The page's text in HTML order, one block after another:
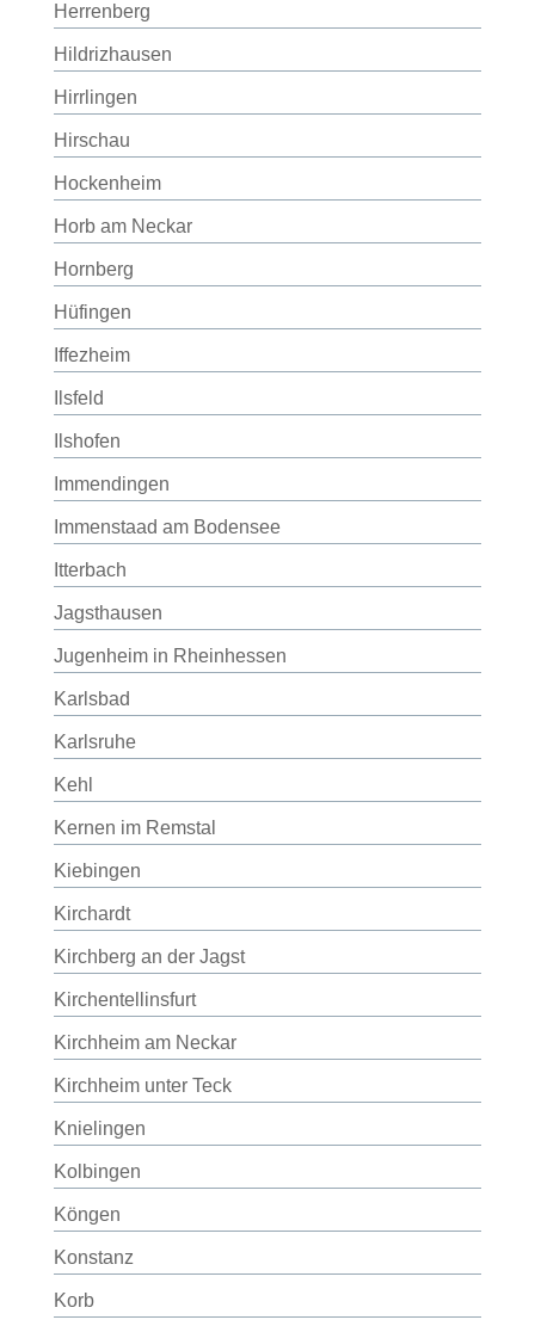
Herrenberg
Hildrizhausen
Hirrlingen
Hirschau
Hockenheim
Horb am Neckar
Hornberg
Hüfingen
Iffezheim
Ilsfeld
Ilshofen
Immendingen
Immenstaad am Bodensee
Itterbach
Jagsthausen
Jugenheim in Rheinhessen
Karlsbad
Karlsruhe
Kehl
Kernen im Remstal
Kiebingen
Kirchardt
Kirchberg an der Jagst
Kirchentellinsfurt
Kirchheim am Neckar
Kirchheim unter Teck
Knielingen
Kolbingen
Köngen
Konstanz
Korb